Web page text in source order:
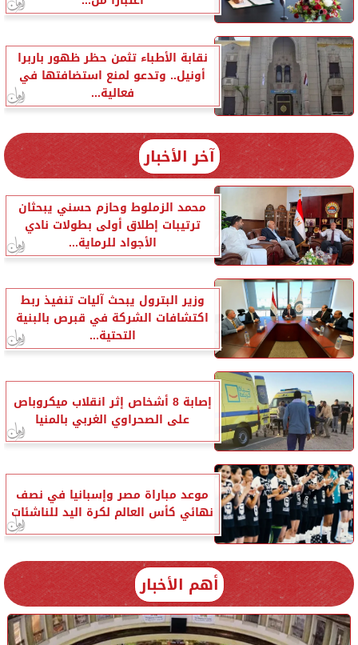
نقابة الأطباء تثمن حظر ظهور باربرا
أونيل.. وتدعو لمنع استضافتها في
فعالية...
آخر الأخبار
محمد الزملوط وحازم حسني يبحثان
ترتيبات إطلاق أولى بطولات نادي
الأجواد للرماية...
وزير البترول يبحث آليات تنفيذ ربط
اكتشافات الشركة في قبرص بالبنية
التحتية...
إصابة 8 أشخاص إثر انقلاب ميكروباص
على الصحراوي الغربي بالمنيا
موعد مباراة مصر وإسبانيا في نصف
نهائي كأس العالم لكرة اليد للناشئات
أهم الأخبار